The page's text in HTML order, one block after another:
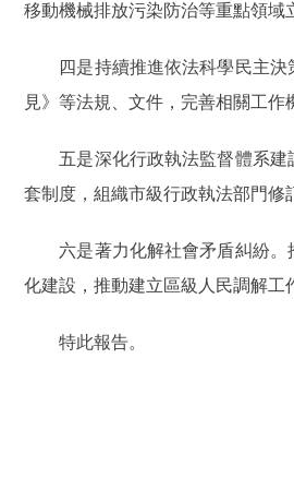
移動機械排放污染防治等重點領域
四是持續推進依法科學民主決
見》等法規、文件，完善相關工作
五是深化行政執法監督體系建
套制度，組織市級行政執法部門修
六是著力化解社會矛盾糾紛。
化建設，推動建立區級人民調解工
特此報告。